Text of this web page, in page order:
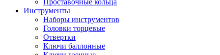
Проставочные кольца
Инструменты
Наборы инструментов
Головки торцевые
Отвертки
Ключи баллонные